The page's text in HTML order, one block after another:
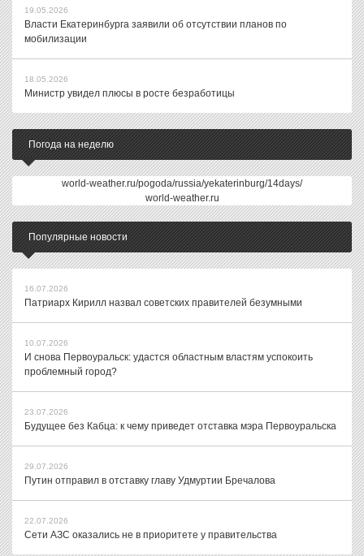
19.05.2026
Власти Екатеринбурга заявили об отсутствии планов по
мобилизации
18.05.2026
Министр увидел плюсы в росте безработицы
Погода на неделю
world-weather.ru/pogoda/russia/yekaterinburg/14days/
world-weather.ru
Популярные новости
16.07.2026
Патриарх Кирилл назвал советских правителей безумными
10.07.2026
И снова Первоуральск: удастся областным властям успокоить
проблемный город?
23.07.2026
Будущее без Кабца: к чему приведет отставка мэра Первоуральска
29.07.2026
Путин отправил в отставку главу Удмуртии Бречалова
22.07.2026
Сети АЗС оказались не в приоритете у правительства